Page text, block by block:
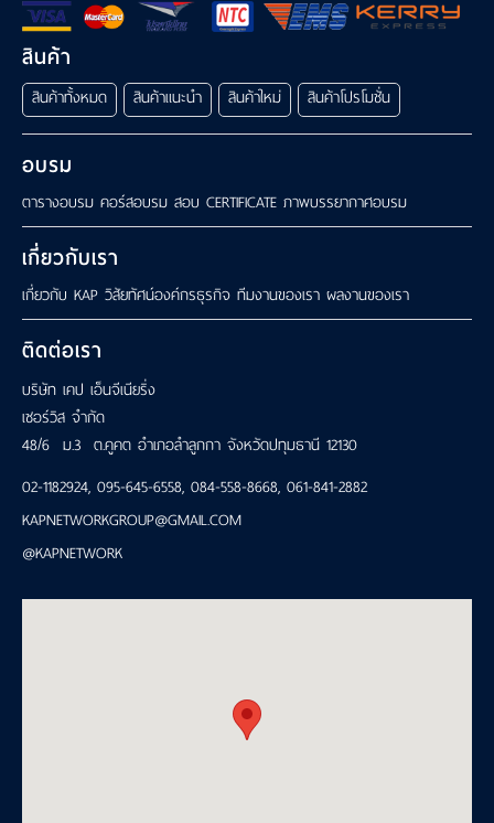
สินค้า
สินค้าทั้งหมด สินค้าแนะนำ สินค้าใหม่ สินค้าโปรโมชั่น
อบรม
ตารางอบรม คอร์สอบรม สอบ CERTIFICATE ภาพบรรยากาศอบรม
เกี่ยวกับเรา
เกี่ยวกับ KAP วิสัยทัศน์องค์กรธุรกิจ ทีมงานของเรา ผลงานของเรา
ติดต่อเรา
บริษัท เคป เอ็นจีเนียริ่ง
เซอร์วิส จำกัด
48/6 ม.3 ต.คูคต อำเภอลำลูกกา จังหวัดปทุมธานี 12130
02-1182924, 095-645-6558, 084-558-8668, 061-841-2882
KAPNETWORKGROUP@GMAIL.COM
@KAPNETWORK